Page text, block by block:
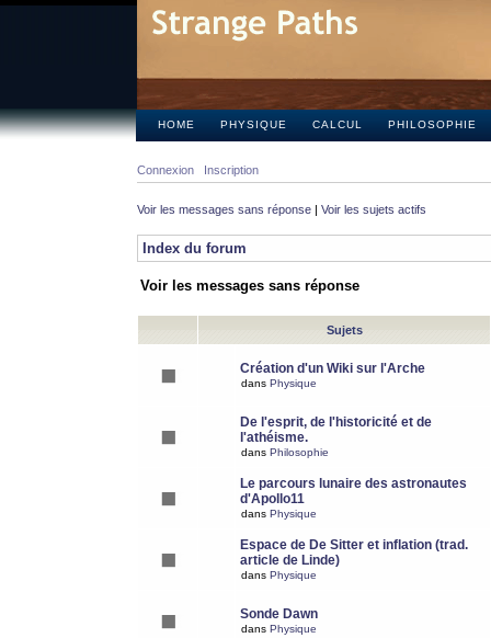
HOME PHYSIQUE CALCUL PHILOSOPHIE
Connexion Inscription
Voir les messages sans réponse | Voir les sujets actifs
Index du forum
Voir les messages sans réponse
Sujets
Création d'un Wiki sur l'Arche
dans Physique
De l'esprit, de l'historicité et de
l'athéisme.
dans Philosophie
Le parcours lunaire des astronautes
d'Apollo11
dans Physique
Espace de De Sitter et inflation (trad.
article de Linde)
dans Physique
Sonde Dawn
dans Physique